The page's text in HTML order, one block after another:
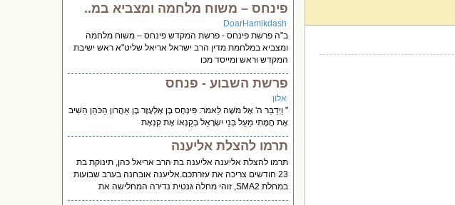
פינחס – משוח מלחמה ומצביא במ..
DoarHamikdash
ב"ה פרשת פינחס - פרשת המקדש פינחס – משוח מלחמה
ומצביא במלחמת מדין הרב ישראל אריאל שליט"א ראש ישיבת
המקדש וראש ומייסד מכו
פרשת השבוע - פנחס
אלון
" וַיְדַבֵּר ה' אֶל מֹשֶׁה לֵּאמֹר: פִּינְחָס בֶּן אֶלְעָזָר בֶּן אַהֲרֹון הַכֹּהֵן הֵשִׁיב
אֶת חֲמָתִי מֵעַל בְּנֵי יִשְׂרָאֵל בְּקַנְאוֹ אֶת קִנְאָת
תרמו להצלת אליענה
תרמו להצלת אליענה אליענה בת הרב אריאל כהן, תינוקת בת
23 חודשים צריכה את עזרתכם.אליענה אובחנה בערב שבועות
במחלת SMA2, זוהי מחלה גנטית נדירה המחלישה את